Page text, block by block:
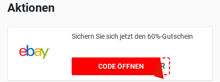
Aktionen
Sichern Sie sich jetzt den 60%-Gutschein
CODE ÖFFNEN
ENDOFSUMMER